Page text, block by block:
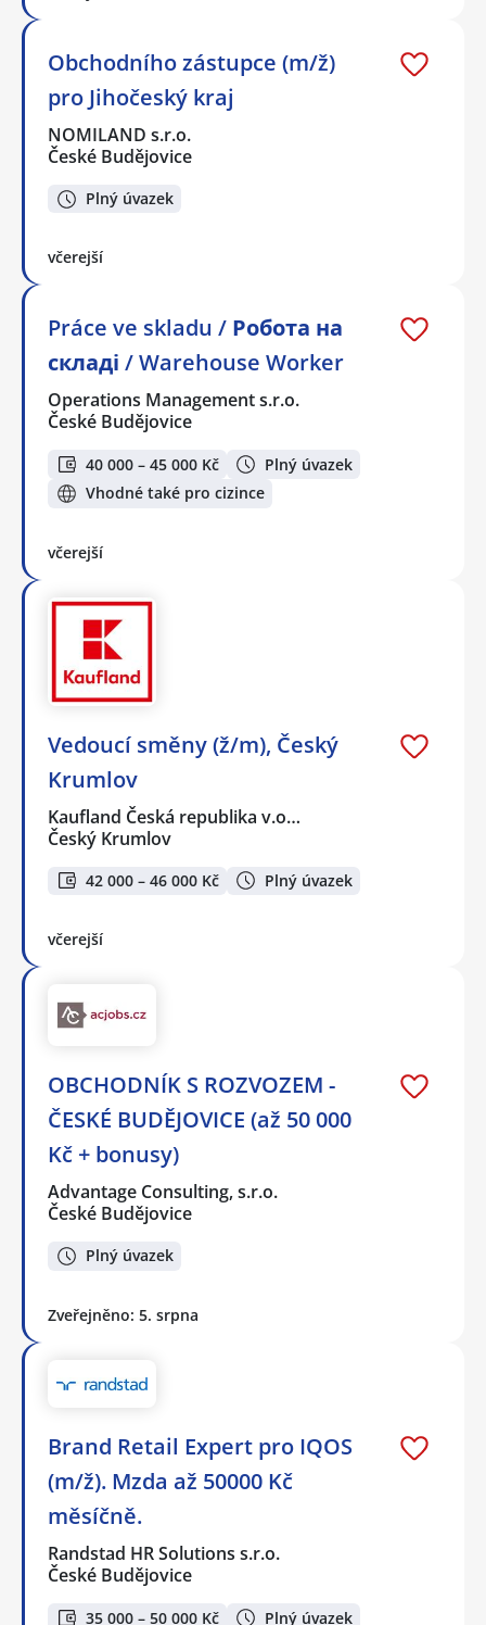
Obchodního zástupce (m/ž)
pro Jihočeský kraj
NOMILAND s.r.o.
České Budějovice
Plný úvazek
včerejší
Práce ve skladu / Робота на
складі / Warehouse Worker
Operations Management s.r.o.
České Budějovice
40 000 – 45 000 Kč
Plný úvazek
Vhodné také pro cizince
včerejší
Vedoucí směny (ž/m), Český
Krumlov
Kaufland Česká republika v.o…
Český Krumlov
42 000 – 46 000 Kč Plný úvazek
včerejší
OBCHODNÍK S ROZVOZEM -
ČESKÉ BUDĚJOVICE (až 50 000
Kč + bonusy)
Advantage Consulting, s.r.o.
České Budějovice
Plný úvazek
Zveřejněno: 5. srpna
Brand Retail Expert pro IQOS
(m/ž). Mzda až 50000 Kč
měsíčně.
Randstad HR Solutions s.r.o.
České Budějovice
35 000 – 50 000 Kč Plný úvazek